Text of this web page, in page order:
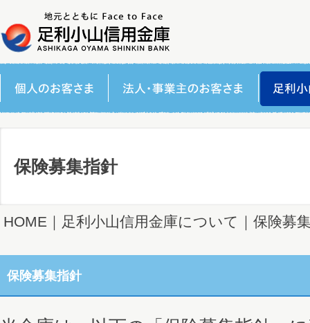
保険募集指針
HOME ｜ 足利小山信用金庫について ｜保険募
保険募集指針